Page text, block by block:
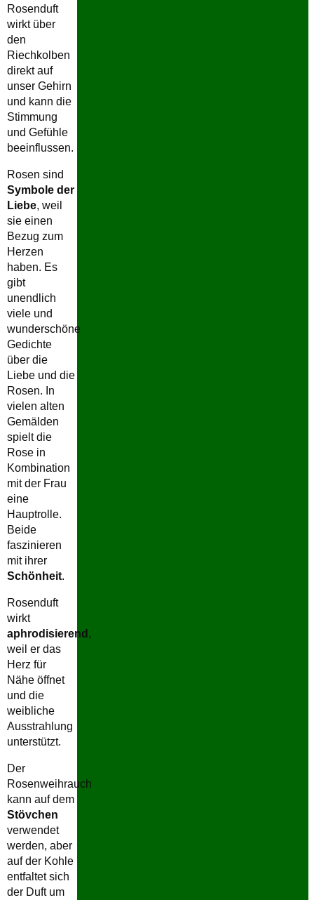
Rosenduft
wirkt über
den
Riechkolben
direkt auf
unser Gehirn
und kann die
Stimmung
und Gefühle
beeinflussen.
Rosen sind
Symbole der
Liebe, weil
sie einen
Bezug zum
Herzen
haben. Es
gibt
unendlich
viele und
wunderschöne
Gedichte
über die
Liebe und die
Rosen. In
vielen alten
Gemälden
spielt die
Rose in
Kombination
mit der Frau
eine
Hauptrolle.
Beide
faszinieren
mit ihrer
Schönheit.
Rosenduft
wirkt
aphrodisierend ,
weil er das
Herz für
Nähe öffnet
und die
weibliche
Ausstrahlung
unterstützt.
Der
Rosenweihrauch
kann auf dem
Stövchen
verwendet
werden, aber
auf der Kohle
entfaltet sich
der Duft um